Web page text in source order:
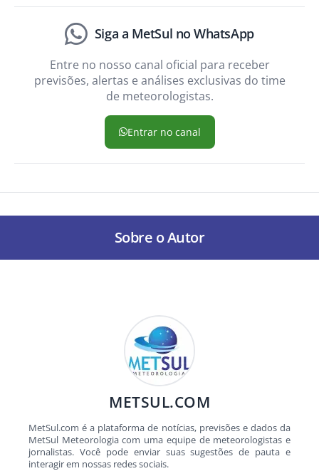
Siga a MetSul no WhatsApp
Entre no nosso canal oficial para receber
previsões, alertas e análises exclusivas do time
de meteorologistas.
Entrar no canal
Sobre o Autor
METSUL.COM
MetSul.com é a plataforma de notícias, previsões e dados da
MetSul Meteorologia com uma equipe de meteorologistas e
jornalistas. Você pode enviar suas sugestões de pauta e
interagir em nossas redes sociais.